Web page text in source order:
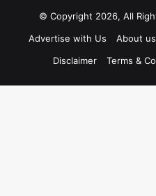
© Copyright 2026, All
Advertise with Us
About
Disclaimer
Terms &